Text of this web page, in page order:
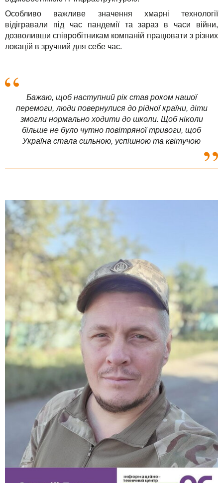
Особливо важливе значення хмарні технології
відігравали під час пандемії та зараз в часи війни,
дозволивши співробітникам компаній працювати з різних
локацій в зручний для себе час.
Бажаю, щоб наступний рік став роком нашої
перемоги, люди повернулися до рідної країни, діти
змогли нормально ходити до школи. Щоб ніколи
більше не було чутно повітряної тривоги, щоб
Україна стала сильною, успішною та квітучою